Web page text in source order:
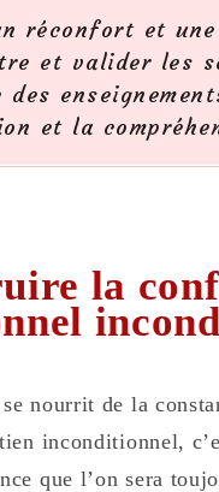
réconfort et
et valider les
des
et la
la
nourrit de la
inconditionnel,
que l’on sera